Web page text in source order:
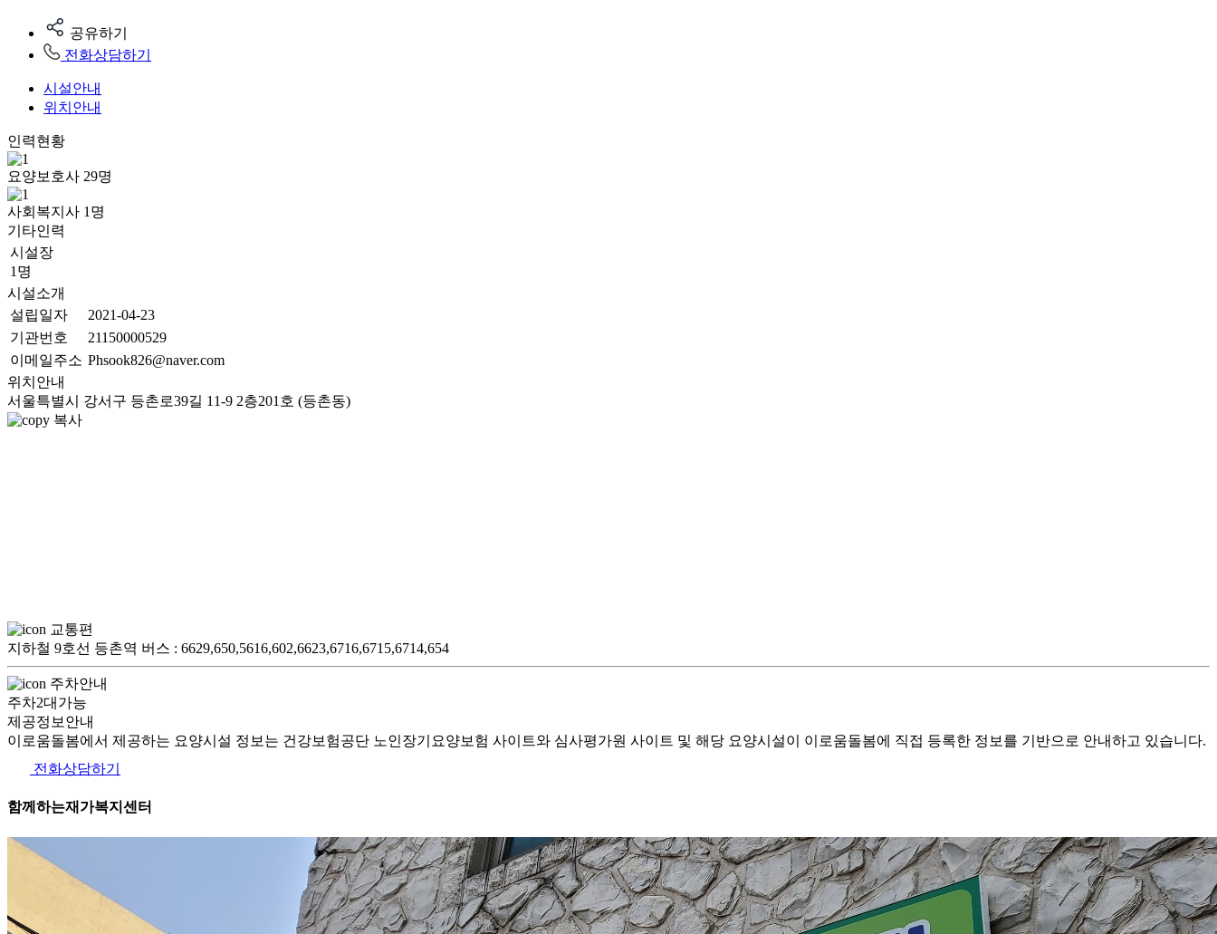
공유하기
전화상담하기
시설안내
위치안내
인력현황
요양보호사 29명
사회복지사 1 명
기타인력
시설장
1명
시설소개
설립일자
2021-04-23
기관번호
21150000529
이메일주소 Phsook826@naver.com
위치안내
서울특별시 강서구 등촌로39길 11-9 2층201호 (등촌동)
복사
교통편
지하철 9호선 등촌역 버스 : 6629,650,5616,602,6623,6716,6715,6714,654
주차안내
주차2대가능
제공정보안내
이로움돌봄에서 제공하는 요양시설 정보는 건강보험공단 노인장기요양보험 사이트와 심사평가원 사이트 및 해당 요양시설이 이로움돌봄에 직접 등록한 정보를 기반으로 안내하고 있습니다.
전화상담하기
함께하는재가복지센터